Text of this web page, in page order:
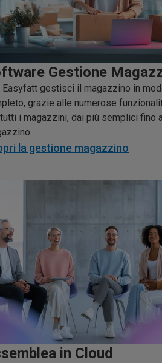
Gestione
Easyfatt gestisci il magazzino in
grazie alle numerose
i magazzini, dai più semplici fino
la gestione magazzino
in Cloud